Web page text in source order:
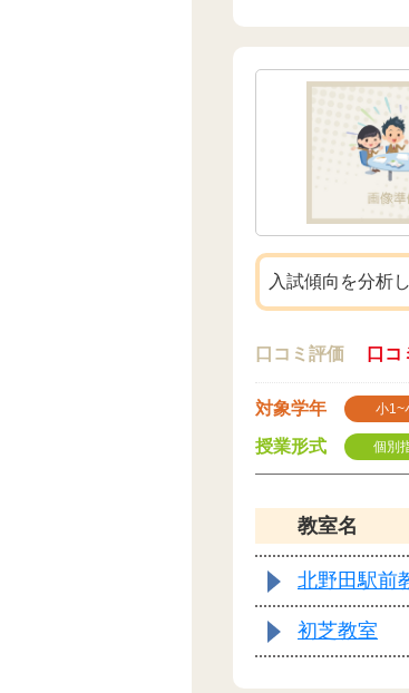
入試傾向を分析
口コミ評価 口コ
対象学年 小1~
授業形式 個別
教室名
北野田駅前
初芝教室